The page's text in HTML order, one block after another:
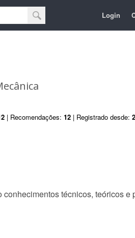
Login
| Recomendações: 12 | Registrado desde:
técnicos, teóricos e